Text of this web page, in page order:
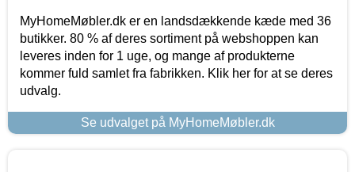
MyHomeMøbler.dk er en landsdækkende kæde med 36
butikker. 80 % af deres sortiment på webshoppen kan
leveres inden for 1 uge, og mange af produkterne
kommer fuld samlet fra fabrikken. Klik her for at se deres
udvalg.
Se udvalget på MyHomeMøbler.dk